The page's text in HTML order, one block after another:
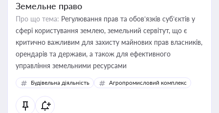
Земельне право
Про що тема: Регулювання прав та обов’язків суб’єктів у
сфері користування землею, земельний сервітут, що є
критично важливим для захисту майнових прав власників,
орендарів та держави, а також для ефективного
управління земельними ресурсами
Будівельна діяльність Агропромисловий комплекс